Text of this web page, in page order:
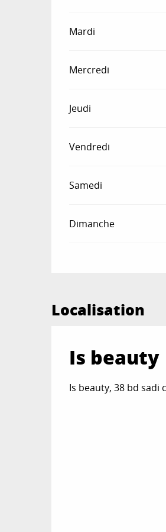
Mardi
Mercredi
Jeudi
Vendredi
Samedi
Dimanche
Localisation
Is beauty
Is beauty, 38 bd sadi